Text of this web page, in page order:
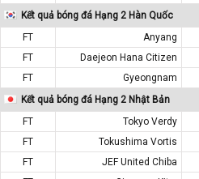
Kết quả bóng đá Hạng 2 Hàn Quốc
FT
Anyang
FT
Daejeon Hana Citizen
FT
Gyeongnam
Kết quả bóng đá Hạng 2 Nhật Bản
FT
Tokyo Verdy
FT
Tokushima Vortis
FT
JEF United Chiba